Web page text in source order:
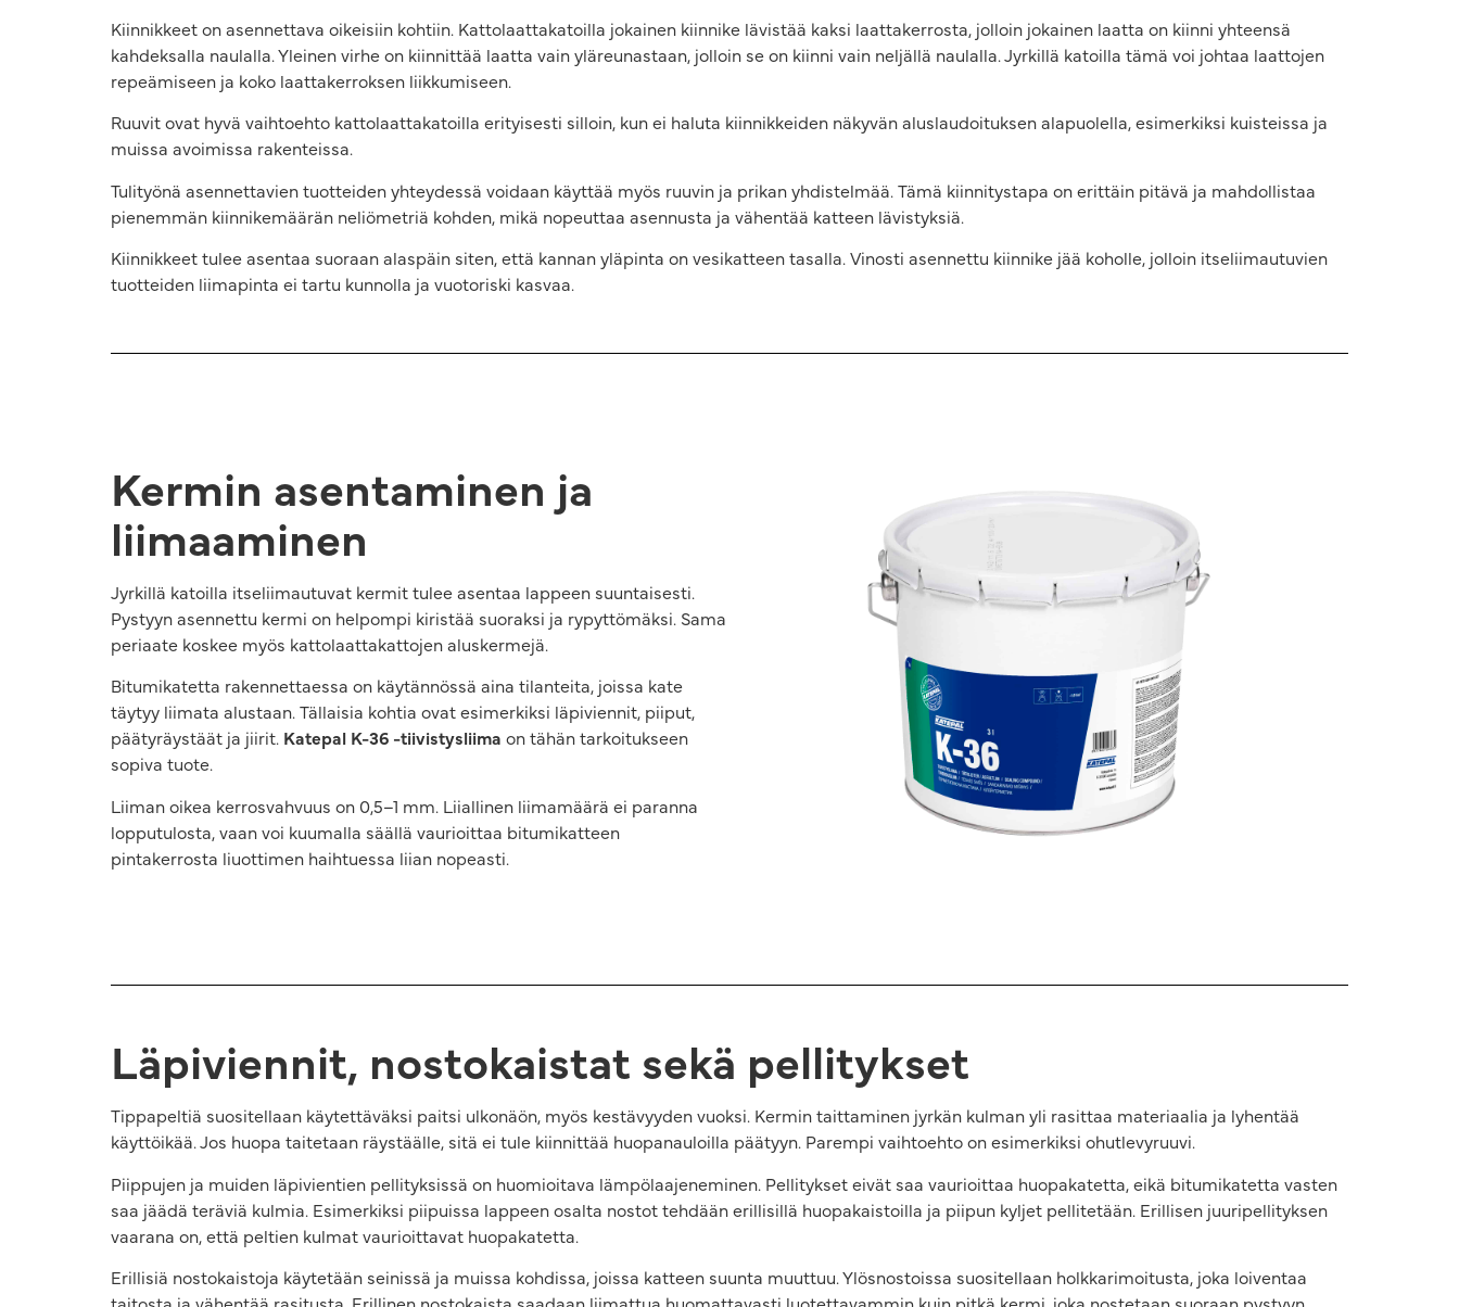
Kiinnikkeet on asennettava oikeisiin kohtiin. Kattolaattakatoilla jokainen kiinnike lävistää kaksi laattakerrosta, jolloin jokainen laatta on kiinni yhteensä
kahdeksalla naulalla. Yleinen virhe on kiinnittää laatta vain yläreunastaan, jolloin se on kiinni vain neljällä naulalla. Jyrkillä katoilla tämä voi johtaa laattojen
repeämiseen ja koko laattakerroksen liikkumiseen.
Ruuvit ovat hyvä vaihtoehto kattolaattakatoilla erityisesti silloin, kun ei haluta kiinnikkeiden näkyvän aluslaudoituksen alapuolella, esimerkiksi kuisteissa ja
muissa avoimissa rakenteissa.
Tulityönä asennettavien tuotteiden yhteydessä voidaan käyttää myös ruuvin ja prikan yhdistelmää. Tämä kiinnitystapa on erittäin pitävä ja mahdollistaa
pienemmän kiinnikemäärän neliömetriä kohden, mikä nopeuttaa asennusta ja vähentää katteen lävistyksiä.
Kiinnikkeet tulee asentaa suoraan alaspäin siten, että kannan yläpinta on vesikatteen tasalla. Vinosti asennettu kiinnike jää koholle, jolloin itseliimautuvien
tuotteiden liimapinta ei tartu kunnolla ja vuotoriski kasvaa.
Kermin asentaminen ja
liimaaminen
Jyrkillä katoilla itseliimautuvat kermit tulee asentaa lappeen suuntaisesti.
Pystyyn asennettu kermi on helpompi kiristää suoraksi ja rypyttömäksi. Sama
periaate koskee myös kattolaattakattojen aluskermejä.
Bitumikatetta rakennettaessa on käytännössä aina tilanteita, joissa kate
täytyy liimata alustaan. Tällaisia kohtia ovat esimerkiksi läpiviennit, piiput,
päätyräystäät ja jiirit. Katepal K-36 -tiivistysliima on tähän tarkoitukseen
sopiva tuote.
Liiman oikea kerrosvahvuus on 0,5–1 mm. Liiallinen liimamäärä ei paranna
lopputulosta, vaan voi kuumalla säällä vaurioittaa bitumikatteen
pintakerrosta liuottimen haihtuessa liian nopeasti.
Läpiviennit, nostokaistat sekä pellitykset
Tippapeltiä suositellaan käytettäväksi paitsi ulkonäön, myös kestävyyden vuoksi. Kermin taittaminen jyrkän kulman yli rasittaa materiaalia ja lyhentää
käyttöikää. Jos huopa taitetaan räystäälle, sitä ei tule kiinnittää huopanauloilla päätyyn. Parempi vaihtoehto on esimerkiksi ohutlevyruuvi.
Piippujen ja muiden läpivientien pellityksissä on huomioitava lämpölaajeneminen. Pellitykset eivät saa vaurioittaa huopakatetta, eikä bitumikatetta vasten
saa jäädä teräviä kulmia. Esimerkiksi piipuissa lappeen osalta nostot tehdään erillisillä huopakaistoilla ja piipun kyljet pellitetään. Erillisen juuripellityksen
vaarana on, että peltien kulmat vaurioittavat huopakatetta.
Erillisiä nostokaistoja käytetään seinissä ja muissa kohdissa, joissa katteen suunta muuttuu. Ylösnostoissa suositellaan holkkarimoitusta, joka loiventaa